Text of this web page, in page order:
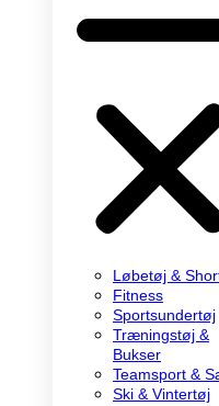
Løbetøj &
Fitness
Sportsundertøj
Træningstøj &
Bukser
Teamsport &
Ski & Vintertøj